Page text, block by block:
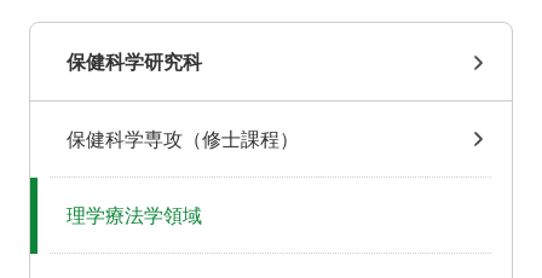
保健科学研究科
保健科学専攻（修士課程）
理学療法学領域